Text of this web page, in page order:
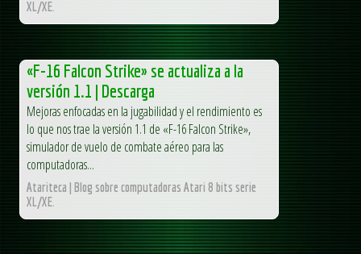
XL/XE.
«F-16 Falcon Strike» se actualiza a la
versión 1.1 | Descarga
Mejoras enfocadas en la jugabilidad y el rendimiento es
lo que nos trae la versión 1.1 de «F-16 Falcon Strike»,
simulador de vuelo de combate aéreo para las
computadoras...
Atariteca | Blog sobre computadoras Atari 8 bits serie
XL/XE.